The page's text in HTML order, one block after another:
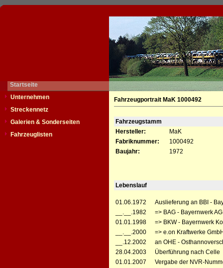
Startseite
Unternehmen
Streckennetz
Galerien & Sonderseiten
Fahrzeuglisten
Fahrzeugportrait MaK 1000492
Fahrzeugstamm
Hersteller:
MaK
Fabriknummer:
1000492
Baujahr:
1972
Lebenslauf
01.06.1972
Auslieferung an BBI -
__.__.1982
=> BAG - Bayernwerk
01.01.1998
=> BKW - Bayernwerk
__.__.2000
=> e.on Kraftwerke
__.12.2002
an OHE -
28.04.2003
Überführung nach Celle
01.01.2007
Vergabe der NVR-